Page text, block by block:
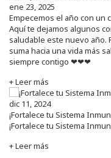
ene 23, 2025
Empecemos el año con un
Aquí te dejamos algunos
saludable este nuevo año.
suma hacia una vida más
siempre contigo ❤❤❤
+ Leer más
dic 11, 2024
¡Fortalece tu Sistema
¡Fortalece tu Sistema
+ Leer más